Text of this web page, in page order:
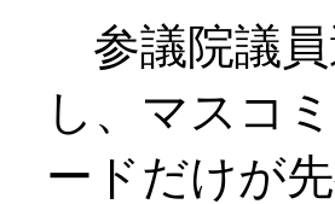
参議院議員
し、マスコ
ードだけが